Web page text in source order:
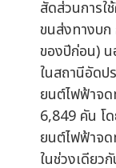
สัดส่วนการใ
ขนส่งทางบก
ของปีก่อน) น
ในสถานีอัด
ยนต์ไฟฟ้าจ
6,849 คัน โ
ยนต์ไฟฟ้าจด
ในช่วงเดียว